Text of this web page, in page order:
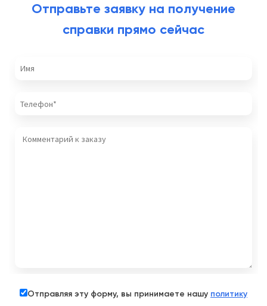
Отправьте заявку на получение
справки прямо сейчас
Отправляя эту форму, вы принимаете нашу политику